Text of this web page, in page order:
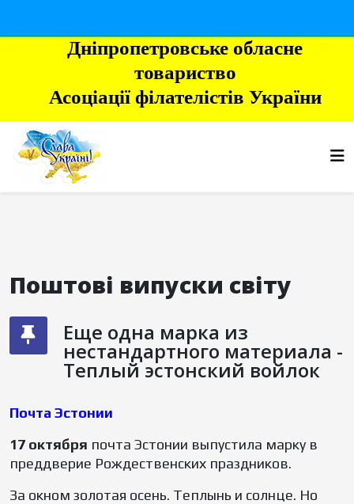
Дніпропетровське обласне
товариство
Асоціації філателістів України
Поштові випуски світу
Еще одна марка из
нестандартного материала -
Теплый эстонский войлок
Почта Эстонии
17 октября почта Эстонии выпустила марку в
преддверие Рождественских праздников.
За окном золотая осень. Теплынь и солнце. Но